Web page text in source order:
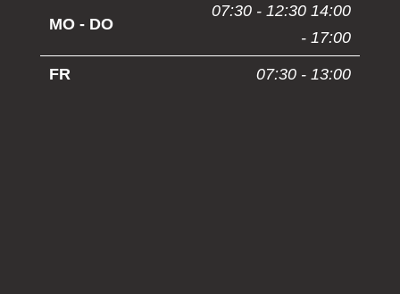
MO - DO
07:30 - 12:30 14:00
- 17:00
FR 07:30 - 13:00